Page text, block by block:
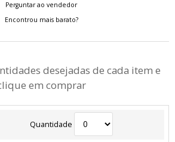
Perguntar ao vendedor
Encontrou mais barato?
desejadas de cada item e
em comprar
Quantidade